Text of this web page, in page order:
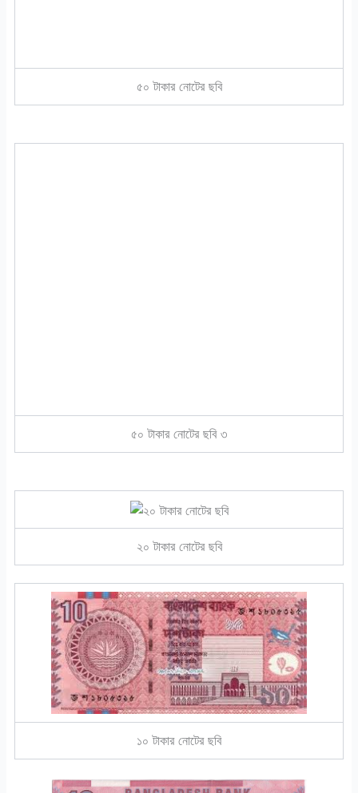
৫০ টাকার নোটের ছবি
৫০ টাকার নোটের ছবি ৩
২০ টাকার নোটের ছবি
১০ টাকার নোটের ছবি